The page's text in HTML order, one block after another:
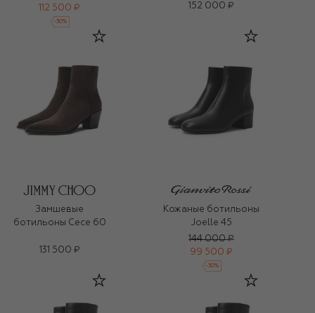
112 500 ₽
-30%
152 000 ₽
Замшевые
ботильоны Cece 60
131 500 ₽
Кожаные ботильоны
Joelle 45
144 000 ₽
99 500 ₽
-30%